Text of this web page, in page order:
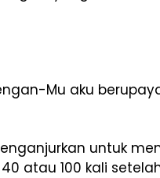
Mu aku
untuk
atau 100 kali